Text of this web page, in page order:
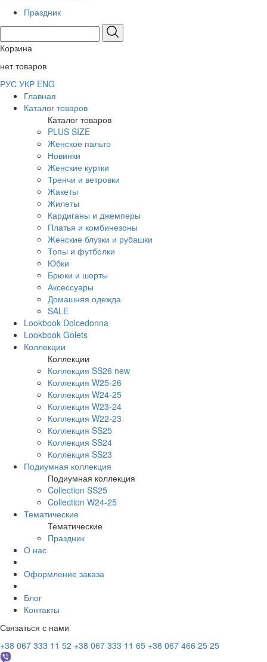
Праздник
Корзина
нет товаров
РУС УКР ENG
Главная
Каталог товаров
Каталог товаров
PLUS SIZE
Женское пальто
Новинки
Женские куртки
Тренчи и ветровки
Жакеты
Жилеты
Кардиганы и джемперы
Платья и комбинезоны
Женские блузки и рубашки
Топы и футболки
Юбки
Брюки и шорты
Аксессуары
Домашняя одежда
SALE
Lookbook Dolcedonna
Lookbook Golets
Коллекции
Коллекции
Коллекция SS26 new
Коллекция W25-26
Коллекция W24-25
Коллекция W23-24
Коллекция W22-23
Коллекция SS25
Коллекция SS24
Коллекция SS23
Подиумная коллекция
Подиумная коллекция
Collection SS25
Collection W24-25
Тематические
Тематические
Праздник
О нас
Оформление заказа
Блог
Контакты
Связаться с нами
+38 067 333 11 52 +38 067 333 11 65 +38 067 466 25 25